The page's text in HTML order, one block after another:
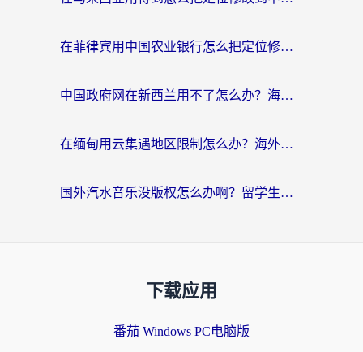
在菲律宾用中国农业银行怎么把定位修改到中国国内？海外华人必看的数字生活解决方案
中国政府网在新西兰用不了怎么办？海外华人追剧看新闻的实用指南
在缅甸用云集遇地区限制怎么办？海外党亲测有效解决方案来了！
国外汽水音乐没版权怎么办啊？留学生亲测有效的回国加速攻略
下载应用
番茄 Windows PC电脑版